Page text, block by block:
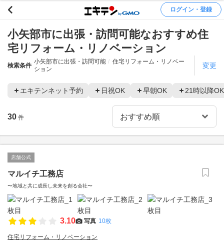
ログイン・登録
小矢部市に出張・訪問可能なおすすめ住
宅リフォーム・リノベーション
検索条件
小矢部市に出張・訪問可能
住宅リフォーム・リノベー
ション
変更
エキテンネット予約 日祝OK 早朝OK 21時以降OK
30 件
店舗公式
マルイチ工務店
〜地域と共に成長し未来を創る会社〜
3.10 写真 10枚
住宅リフォーム・リノベーション